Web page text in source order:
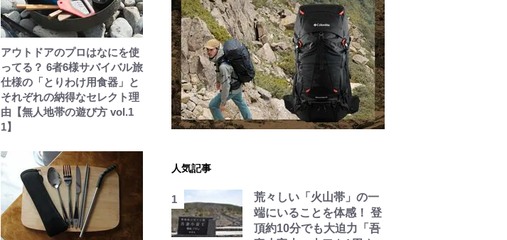
アウトドアのプロはなにを使
ってる？ 6者6様サバイバル旅
仕様の「とりわけ用食器」と
それぞれの納得なセレクト理
由【無人地帯の遊び方 vol.1
1】
人気記事
荒々しい「火山帯」の一
端にいることを体感！ 登
頂約10分でも大迫力「吾